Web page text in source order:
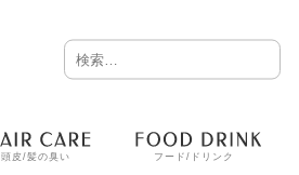
頭皮/髪の臭い フード/ドリンク